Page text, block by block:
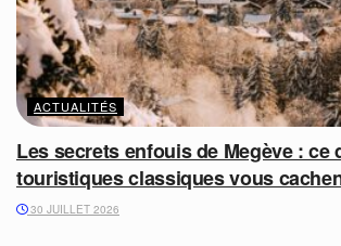
ACTUALITÉS
Les secrets enfouis de Megève : ce
touristiques classiques vous
30 JUILLET 2026